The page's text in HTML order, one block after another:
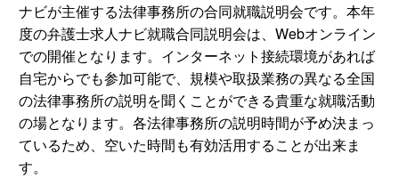
ナビが主催する法律事務所の合同就職説明会です。本年
度の弁護士求人ナビ就職合同説明会は、Webオンライン
での開催となります。インターネット接続環境があれば
自宅からでも参加可能で、規模や取扱業務の異なる全国
の法律事務所の説明を聞くことができる貴重な就職活動
の場となります。各法律事務所の説明時間が予め決まっ
ているため、空いた時間も有効活用することが出来ま
す。